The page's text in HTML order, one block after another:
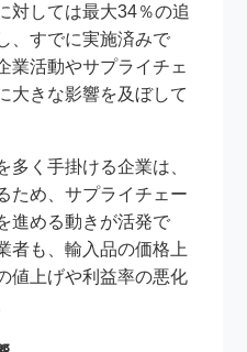
対しては最大34％の追
、すでに実施済みで
業活動やサプライチェ
大きな影響を及ぼして
多く手掛ける企業は、
ため、サプライチェー
進める動きが活発で
者も、輸入品の価格上
値上げや利益率の悪化